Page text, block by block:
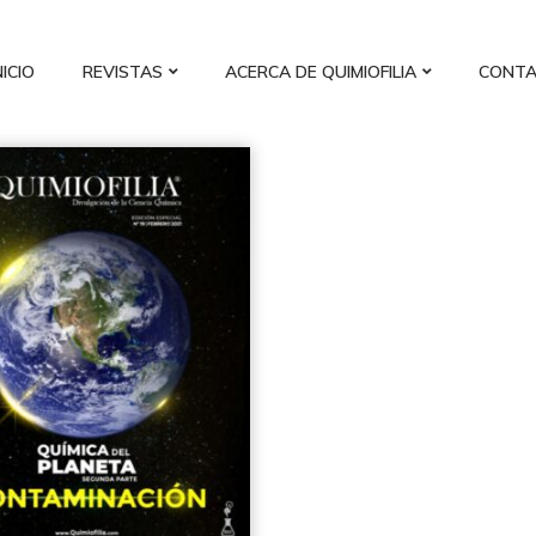
REVISTAS ACERCA DE QUIMIOFILIA